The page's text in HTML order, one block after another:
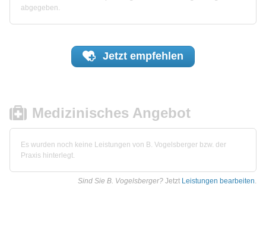
abgegeben.
Jetzt empfehlen
Medizinisches Angebot
Es wurden noch keine Leistungen von B. Vogelsberger bzw. der
Praxis hinterlegt.
Sind Sie B. Vogelsberger? Jetzt Leistungen bearbeiten.